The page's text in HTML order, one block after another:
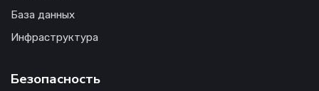
База данных
Инфраструктура
Безопасность